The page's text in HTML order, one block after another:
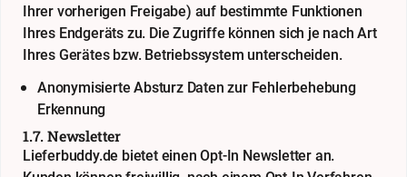
Ihrer vorherigen Freigabe) auf bestimmte Funktionen
Ihres Endgeräts zu. Die Zugriffe können sich je nach Art
Ihres Gerätes bzw. Betriebssystem unterscheiden.
Anonymisierte Absturz Daten zur Fehlerbehebung
Erkennung
1.7. Newsletter
Lieferbuddy.de bietet einen Opt-In Newsletter an.